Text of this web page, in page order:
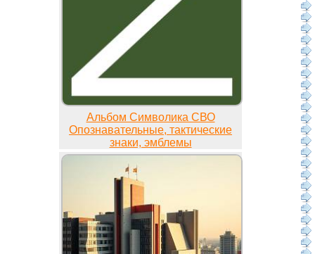
Альбом Символика СВО
Опознавательные, тактические
знаки, эмблемы